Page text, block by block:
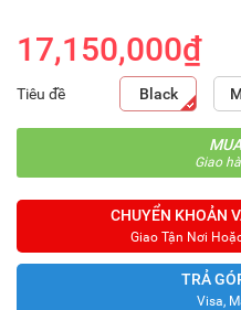
17,150,000₫
Tiêu đề Black
Giao
CHUYỂN KHOẢN
Giao Tận Nơi
TRẢ
Visa,